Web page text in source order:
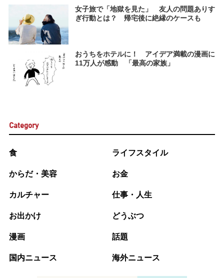
女子旅で「地獄を見た」 友人の問題ありす
ぎ行動とは？ 帰宅後に絶縁のケースも
おうちをホテルに！ アイデア満載の漫画に
11万人が感動 「最高の家族」
Category
食 ライフスタイル
からだ・美容 お金
カルチャー 仕事・人生
お出かけ どうぶつ
漫画 話題
国内ニュース 海外ニュース